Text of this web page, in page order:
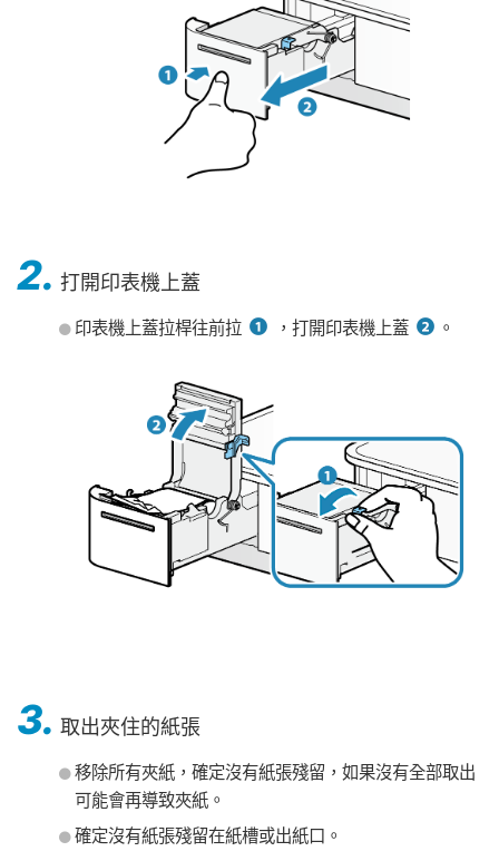
2. 打開印表機上蓋
印表機上蓋拉桿往前拉 ，打開印表機上蓋 。
3. 取出夾住的紙張
移除所有夾紙，確定沒有紙張殘留，如果沒有全部取出
可能會再導致夾紙。
確定沒有紙張殘留在紙槽或出紙口。